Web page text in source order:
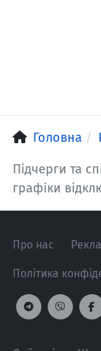
Головна
Підчерги та
графіки
Про нас
Політика